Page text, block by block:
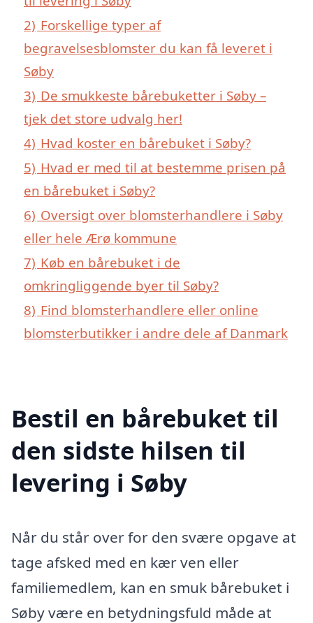
2) Forskellige typer af
begravelsesblomster du kan få leveret i
Søby
3) De smukkeste bårebuketter i Søby –
tjek det store udvalg her!
4) Hvad koster en bårebuket i Søby?
5) Hvad er med til at bestemme prisen på
en bårebuket i Søby?
6) Oversigt over blomsterhandlere i Søby
eller hele Ærø kommune
7) Køb en bårebuket i de
omkringliggende byer til Søby?
8) Find blomsterhandlere eller online
blomsterbutikker i andre dele af Danmark
Bestil en bårebuket til
den sidste hilsen til
levering i Søby
Når du står over for den svære opgave at
tage afsked med en kær ven eller
familiemedlem, kan en smuk bårebuket i
Søby være en betydningsfuld måde at